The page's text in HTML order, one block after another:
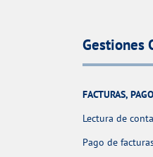
Gestiones
FACTURAS,
Lectura de
Pago de